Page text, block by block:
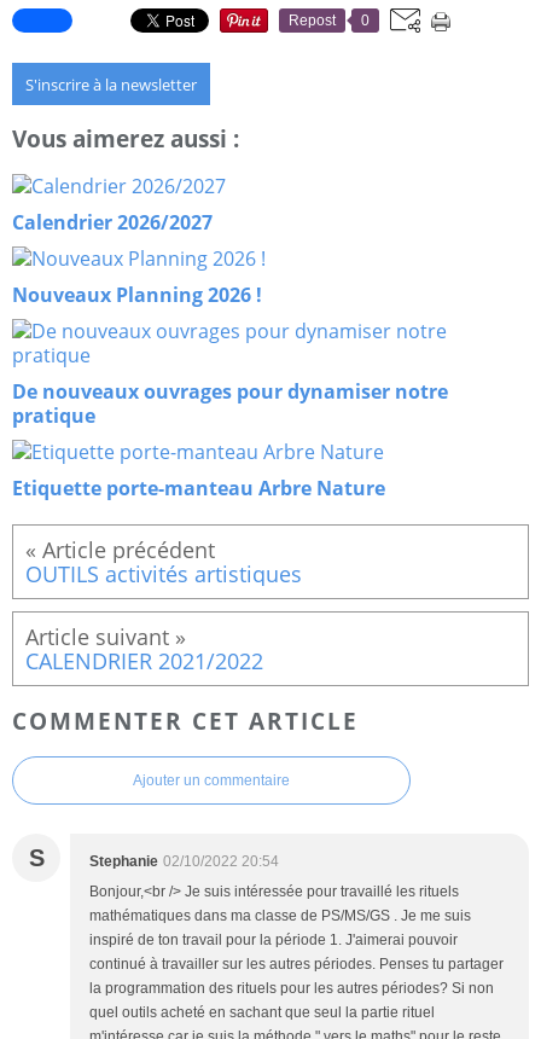
Repost 0
S'inscrire à la newsletter
Vous aimerez aussi :
Calendrier 2026/2027
Nouveaux Planning 2026 !
De nouveaux ouvrages pour dynamiser notre
pratique
Etiquette porte-manteau Arbre Nature
OUTILS activités artistiques
CALENDRIER 2021/2022
COMMENTER CET ARTICLE
Ajouter un commentaire
S Stephanie 02/10/2022 20:54
Bonjour,<br /> Je suis intéressée pour travaillé les rituels
mathématiques dans ma classe de PS/MS/GS . Je me suis
inspiré de ton travail pour la période 1. J'aimerai pouvoir
continué à travailler sur les autres périodes. Penses tu partager
la programmation des rituels pour les autres périodes? Si non
quel outils acheté en sachant que seul la partie rituel